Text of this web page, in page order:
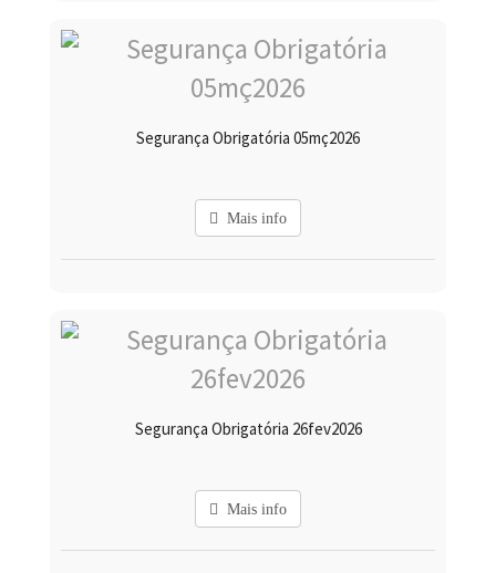
Segurança Obrigatória 05mç2026
Mais info
Segurança Obrigatória 26fev2026
Mais info